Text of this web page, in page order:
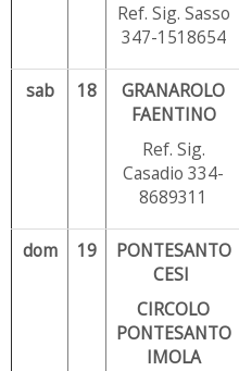
Ref. Sig. Sasso
347-1518654
sab 18
GRANAROLO
FAENTINO
Ref. Sig.
Casadio 334-
8689311
dom 19
PONTESANTO
CESI
CIRCOLO
PONTESANTO
IMOLA